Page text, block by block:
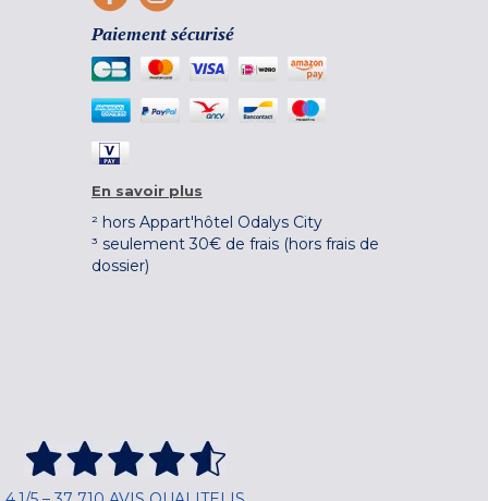
Paiement sécurisé
En savoir plus
² hors Appart'hôtel Odalys City
³ seulement 30€ de frais (hors frais de
dossier)